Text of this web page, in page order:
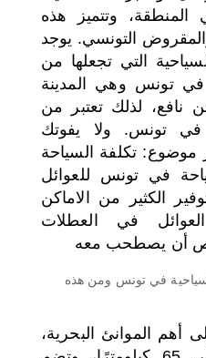
المنطقة، وتتميز هذه
التونسي. يوجد
التي تجعلها من
تونس وهي المدينة
نافع، لذلك تعتبر من
تونس. ولا يفوتك
تكلفة السياحة
2023 السياحة في تونس للعوائل
الكثير من الاماكن
في العطلات
أن يصطحب معه
في تونس ومن هذه
أهم الموانئ البحرية،